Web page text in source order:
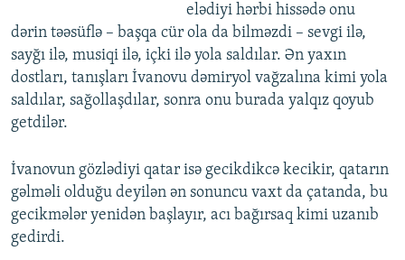
elədiyi hərbi hissədə onu
dərin təəsüflə – başqa cür ola da bilməzdi – sevgi ilə,
sayğı ilə, musiqi ilə, içki ilə yola saldılar. Ən yaxın
dostları, tanışları İvanovu dəmiryol vağzalına kimi yola
saldılar, sağollaşdılar, sonra onu burada yalqız qoyub
getdilər.
İvanovun gözlədiyi qatar isə gecikdikcə kecikir, qatarın
gəlməli olduğu deyilən ən sonuncu vaxt da çatanda, bu
gecikmələr yenidən başlayır, acı bağırsaq kimi uzanıb
gedirdi.